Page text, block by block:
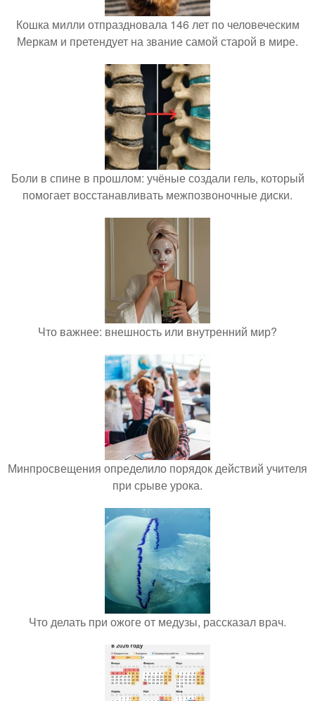
Кошка милли отпраздновала 146 лет по человеческим
Меркам и претендует на звание самой старой в мире.
Боли в спине в прошлом: учёные создали гель, который
помогает восстанавливать межпозвоночные диски.
Что важнее: внешность или внутренний мир?
Минпросвещения определило порядок действий учителя
при срыве урока.
Что делать при ожоге от медузы, рассказал врач.